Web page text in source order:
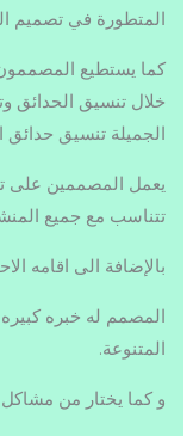
المتطورة في تصميم
كما يستطيع
خلال تنسيق الحدائق
الجميلة تنسيق حدائق
يعمل المصممين على
تتناسب مع جميع
بالإضافة الى اقامه
المصمم له خبره كبيره
المتنوعة.
و كما يختار من